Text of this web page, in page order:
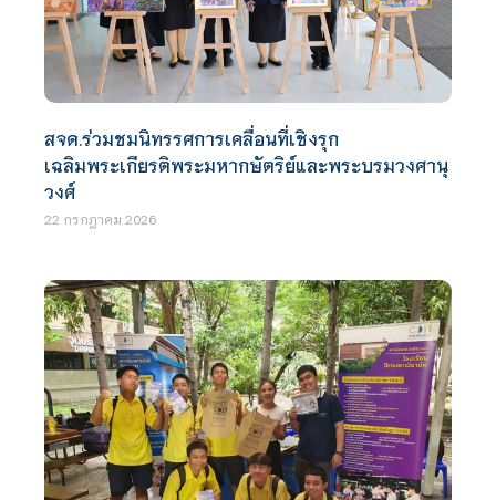
สจด.ร่วมชมนิทรรศการเคลื่อนที่เชิงรุก
เฉลิมพระเกียรติพระมหากษัตริย์และพระบรมวงศานุ
วงศ์
22 กรกฎาคม 2026